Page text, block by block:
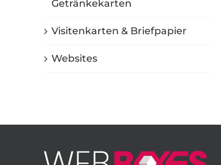
Getränkekarten
Visitenkarten & Briefpapier
Websites